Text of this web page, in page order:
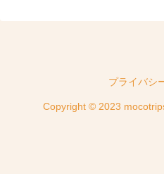
プライバシ
Copyright © 2023